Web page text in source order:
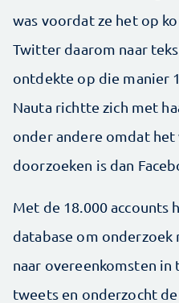
was voordat ze het op
Twitter daarom naar
ontdekte op die manier
Nauta richtte zich met
onder andere omdat
doorzoeken is dan
Met de 18.000 accounts
database om onderzoek
naar overeenkomsten in
tweets en onderzocht